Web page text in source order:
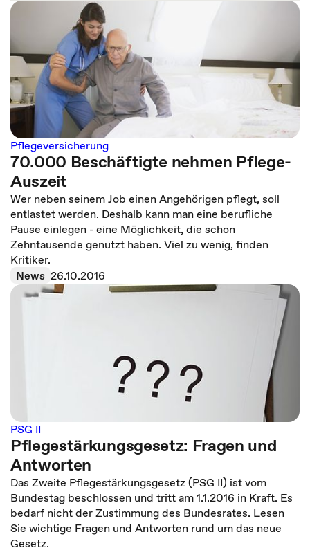
Pflegeversicherung
70.000 Beschäftigte nehmen Pflege-
Auszeit
Wer neben seinem Job einen Angehörigen pflegt, soll
entlastet werden. Deshalb kann man eine berufliche
Pause einlegen - eine Möglichkeit, die schon
Zehntausende genutzt haben. Viel zu wenig, finden
Kritiker.
News 26.10.2016
PSG II
Pflegestärkungsgesetz: Fragen und
Antworten
Das Zweite Pflegestärkungsgesetz (PSG II) ist vom
Bundestag beschlossen und tritt am 1.1.2016 in Kraft. Es
bedarf nicht der Zustimmung des Bundesrates. Lesen
Sie wichtige Fragen und Antworten rund um das neue
Gesetz.